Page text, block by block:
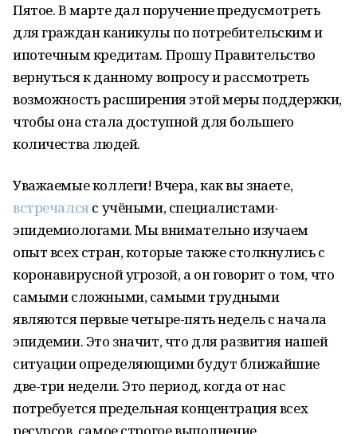
Пятое. В марте дал поручение предусмотреть
для граждан каникулы по потребительским и
ипотечным кредитам. Прошу Правительство
вернуться к данному вопросу и рассмотреть
возможность расширения этой меры поддержки,
чтобы она стала доступной для большего
количества людей.
Уважаемые коллеги! Вчера, как вы знаете,
встречался с учёными, специалистами-
эпидемиологами. Мы внимательно изучаем
опыт всех стран, которые также столкнулись с
коронавирусной угрозой, а он говорит о том, что
самыми сложными, самыми трудными
являются первые четыре-пять недель с начала
эпидемии. Это значит, что для развития нашей
ситуации определяющими будут ближайшие
две-три недели. Это период, когда от нас
потребуется предельная концентрация всех